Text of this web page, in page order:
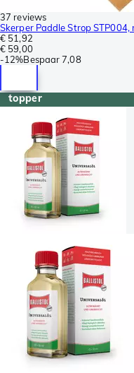
37 reviews
Skerper Paddle Strop
€ 51,92
€ 59,00
-12%Bespaar 7,08
topper